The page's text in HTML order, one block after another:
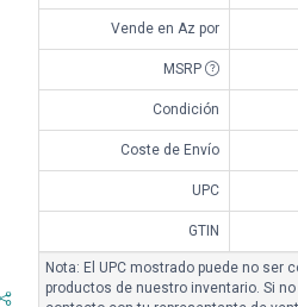
Vende en Az por
MSRP
Condición
Coste de Envío
UPC
GTIN
Nota: El UPC mostrado puede no ser
productos de nuestro inventario. Si